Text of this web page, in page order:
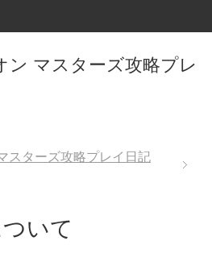
ン マスターズ攻略プレ
スターズ攻略プレイ日記
いて